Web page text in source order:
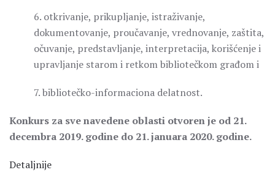
6. otkrivanje, prikupljanje, istraživanje,
dokumentovanje, proučavanje, vrednovanje, zaštita,
očuvanje, predstavljanje, interpretacija, korišćenje i
upravljanje starom i retkom bibliotečkom građom i
7. bibliotečko-informaciona delatnost.
Konkurs za sve navedene oblasti otvoren je od 21.
decembra 2019. godine do 21. januara 2020. godine.
Detaljnije